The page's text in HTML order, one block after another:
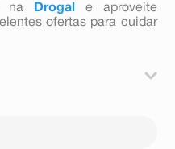
na
Drogal
e aproveite
ofertas para cuidar
olea europaea fruit
geraniol, citronellol,